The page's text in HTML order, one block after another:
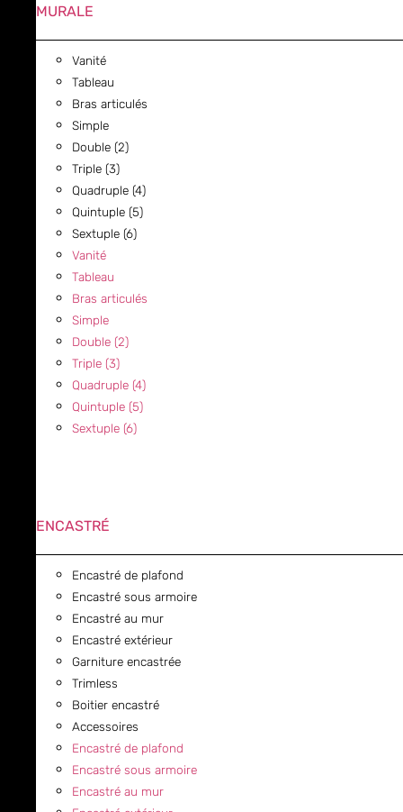
MURALE
Vanité
Tableau
Bras articulés
Simple
Double (2)
Triple (3)
Quadruple (4)
Quintuple (5)
Sextuple (6)
Vanité
Tableau
Bras articulés
Simple
Double (2)
Triple (3)
Quadruple (4)
Quintuple (5)
Sextuple (6)
ENCASTRÉ
Encastré de plafond
Encastré sous armoire
Encastré au mur
Encastré extérieur
Garniture encastrée
Trimless
Boitier encastré
Accessoires
Encastré de plafond
Encastré sous armoire
Encastré au mur